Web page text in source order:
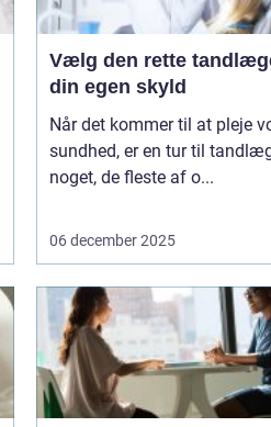
Vælg den rette
din egen skyld
Når det kommer til at pleje
sundhed, er en tur til
noget, de fleste af o...
06 december 2025